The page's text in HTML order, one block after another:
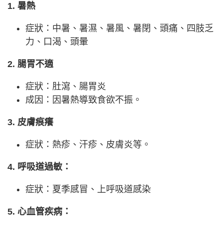
1. 暑熱
症狀：中暑、暑濕、暑風、暑閉、頭痛、四肢乏
力、口渴、頭暈
2. 腸胃不適
症狀：肚瀉、腸胃炎
成因：因暑熱導致食欲不振。
3. 皮膚痕癢
症狀：熱疹、汗疹、皮膚炎等。
4. 呼吸道過敏：
症狀：夏季感冒、上呼吸道感染
5. 心血管疾病：